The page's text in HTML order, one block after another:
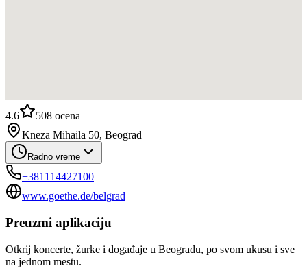
4.6 508 ocena
Kneza Mihaila 50, Beograd
Radno vreme
+381114427100
www.goethe.de/belgrad
Preuzmi aplikaciju
Otkrij koncerte, žurke i događaje u Beogradu, po svom ukusu i sve
na jednom mestu.